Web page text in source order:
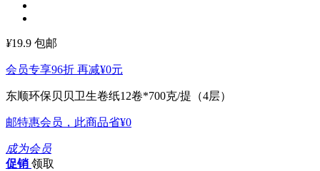
¥19.9 包邮
会员专享96折 再减¥0元
东顺环保贝贝卫生卷纸12卷*700克/提（4层）
邮特惠会员，此商品省¥0
成为会员
促销 领取